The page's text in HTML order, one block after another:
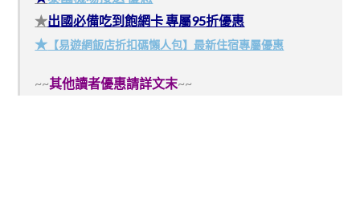
★出國必備吃到飽網卡 專屬95折優惠
★ 【易遊網飯店折扣碼懶人包】最新住宿專屬優惠
~~其他讀者優惠請詳文末~~